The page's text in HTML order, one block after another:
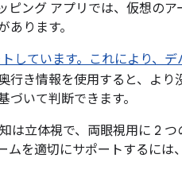
ング アプリでは、仮想のア
ります。
しています。これにより、デ
行き情報を使用すると、より
いて判断できます。
は立体視で、両眼視用に 2 つ
を適切にサポートするには、